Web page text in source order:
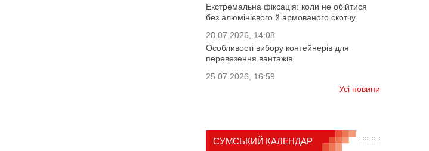
Екстремальна фіксація: коли не обійтися
без алюмінієвого й армованого скотчу
28.07.2026, 14:08
Особливості вибору контейнерів для
перевезення вантажів
25.07.2026, 16:59
Усі новини
СУМСЬКИЙ КАЛЕНДАР